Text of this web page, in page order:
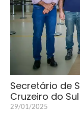
Secretário de
Cruzeiro do Sul
29/01/2025